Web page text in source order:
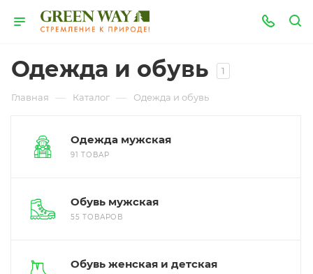
Одежда и обувь 1
Главная — Каталог — Одежда и обувь
Одежда мужская
91 ТОВАР
Обувь мужская
55 ТОВАРОВ
Обувь женская и детская